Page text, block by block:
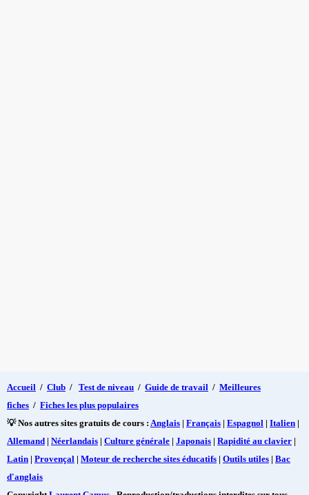
Accueil / Club / Test de niveau / Guide de travail / Meilleures
fiches / Fiches les plus populaires
💡 Nos autres sites gratuits de cours : Anglais | Français | Espagnol | Italien |
Allemand | Néerlandais | Culture générale | Japonais | Rapidité au clavier |
Latin | Provençal | Moteur de recherche sites éducatifs | Outils utiles | Bac
d'anglais